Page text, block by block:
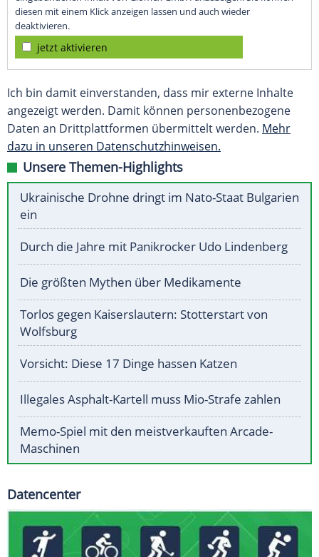
diesen mit einem Klick anzeigen lassen und auch wieder
deaktivieren.
jetzt aktivieren
Ich bin damit einverstanden, dass mir externe Inhalte
angezeigt werden. Damit können personenbezogene
Daten an Drittplattformen übermittelt werden. Mehr
dazu in unseren Datenschutzhinweisen.
Unsere Themen-Highlights
Ukrainische Drohne dringt im Nato-Staat Bulgarien
ein
Durch die Jahre mit Panikrocker Udo Lindenberg
Die größten Mythen über Medikamente
Torlos gegen Kaiserslautern: Stotterstart von
Wolfsburg
Vorsicht: Diese 17 Dinge hassen Katzen
Illegales Asphalt-Kartell muss Mio-Strafe zahlen
Memo-Spiel mit den meistverkauften Arcade-
Maschinen
Datencenter